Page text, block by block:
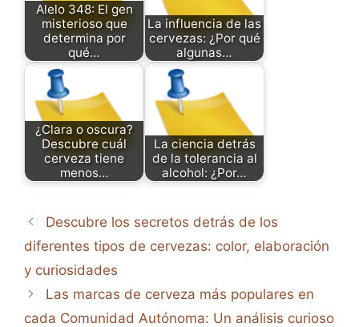
Alelo 348: El gen
misterioso que
determina por
qué…
La influencia de las
cervezas: ¿Por qué
algunas…
¿Clara o oscura?
Descubre cuál
cerveza tiene
menos…
La ciencia detrás
de la tolerancia al
alcohol: ¿Por…
Descubre los secretos detrás de los
diferentes tipos de cervezas: color, elaboración
y curiosidades
Las marcas de cerveza más populares en
cada Comunidad Autónoma: Un análisis curioso